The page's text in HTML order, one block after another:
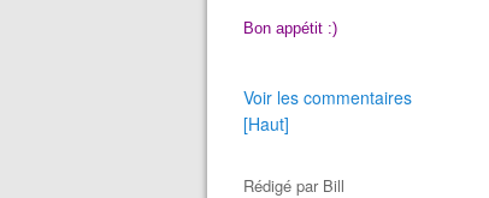
Bon appétit :)
Voir les commentaires
[Haut]
Rédigé par Bill